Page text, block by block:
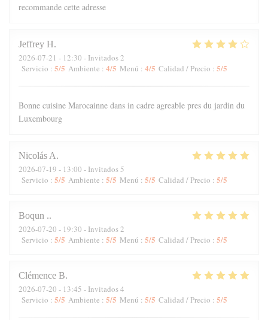
recommande cette adresse
Jeffrey H
2026-07-21 - 12:30 - Invitados 2
Servicio : 5/5 Ambiente : 4/5 Menú : 4/5 Calidad / Precio : 5/5
Bonne cuisine Marocainne dans in cadre agreable pres du jardin du
Luxembourg
Nicolás A
2026-07-19 - 13:00 - Invitados 5
Servicio : 5/5 Ambiente : 5/5 Menú : 5/5 Calidad / Precio : 5/5
Boqun .
2026-07-20 - 19:30 - Invitados 2
Servicio : 5/5 Ambiente : 5/5 Menú : 5/5 Calidad / Precio : 5/5
Clémence B
2026-07-20 - 13:45 - Invitados 4
Servicio : 5/5 Ambiente : 5/5 Menú : 5/5 Calidad / Precio : 5/5